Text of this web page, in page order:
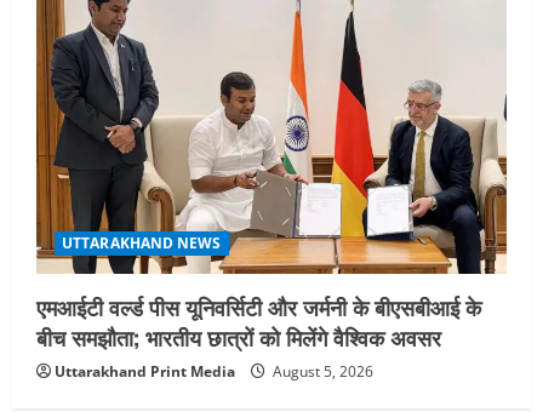
UTTARAKHAND NEWS
एमआईटी वर्ल्ड पीस यूनिवर्सिटी और जर्मनी के बीएसबीआई के
बीच समझौता; भारतीय छात्रों को मिलेंगे वैश्विक अवसर
Uttarakhand Print Media August 5, 2026